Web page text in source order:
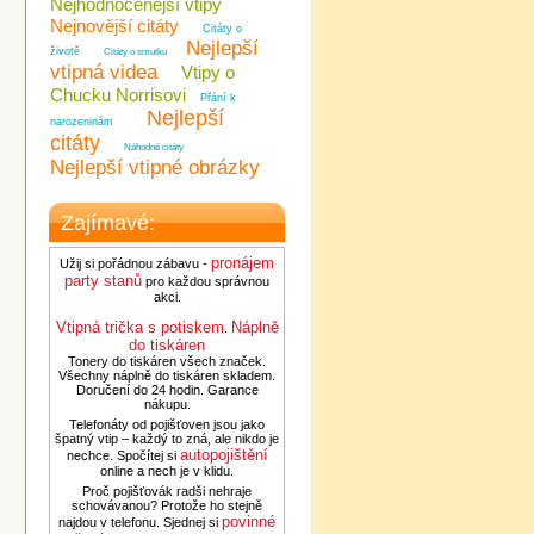
Nejhodnocenější vtipy
Nejnovější citáty
Citáty o
životě
Citáty o smutku
Nejlepší
vtipná videa
Vtipy o
Chucku Norrisovi
Přání k
narozeninám
Nejlepší
citáty
Náhodné citáty
Nejlepší vtipné obrázky
Zajímavé:
Užij si pořádnou zábavu - pronájem
party stanů pro každou správnou
akci.
Vtipná trička s potiskem Náplně
do tiskáren
Tonery do tiskáren všech značek.
Všechny náplně do tiskáren skladem.
Doručení do 24 hodin. Garance
nákupu.
Telefonáty od pojišťoven jsou jako
špatný vtip – každý to zná, ale nikdo je
nechce. Spočítej si autopojištění
online a nech je v klidu.
Proč pojišťovák radši nehraje
schovávanou? Protože ho stejně
najdou v telefonu. Sjednej si povinné